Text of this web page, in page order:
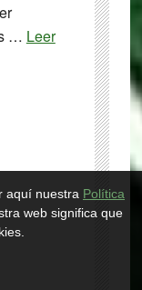
… Leer
aquí nuestra Política
web significa que